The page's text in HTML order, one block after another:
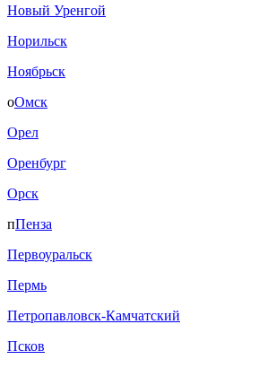
Новый Уренгой
Норильск
Ноябрьск
оОмск
Орел
Оренбург
Орск
пПенза
Первоуральск
Пермь
Петропавловск-Камчатский
Псков